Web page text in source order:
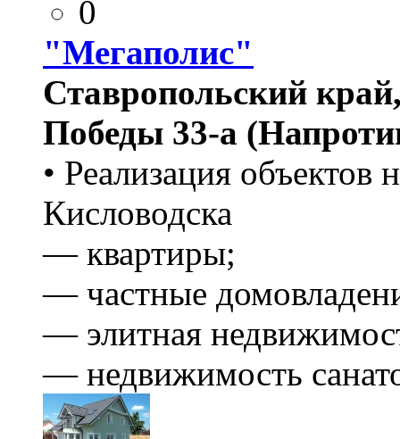
0
"Мегаполис"
Ставропольский
Победы 33-a
• Реализация объектов
Кисловодска
— квартиры;
— частные
— элитная
— недвижимость